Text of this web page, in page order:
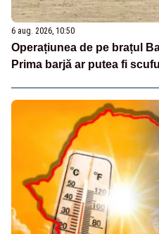
6 aug. 2026, 10:50
Operațiunea de pe brațul
Prima barjă ar putea fi